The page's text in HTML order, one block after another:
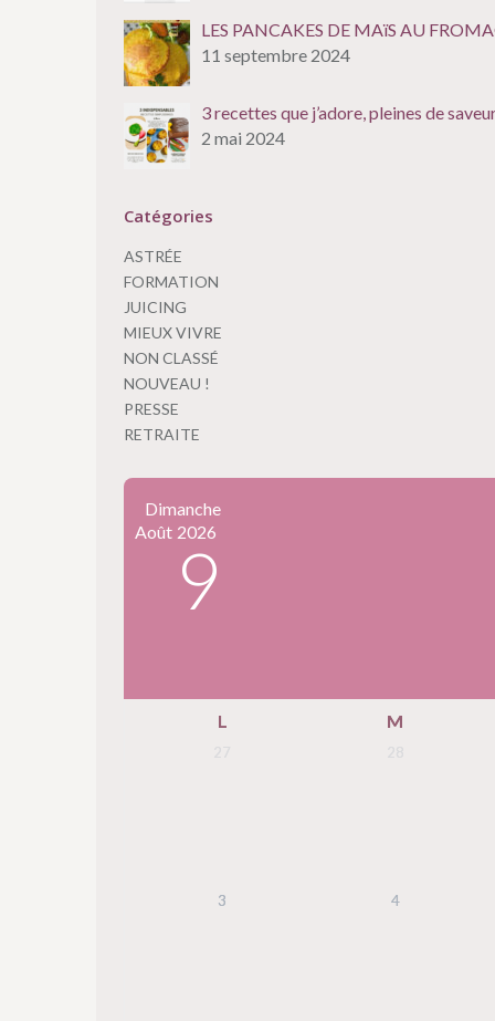
LES PANCAKES DE MAïS AU
11 septembre 2024
3 recettes que j’adore, pleines de
2 mai 2024
Catégories
ASTRÉE
FORMATION
JUICING
MIEUX VIVRE
NON CLASSÉ
NOUVEAU !
PRESSE
RETRAITE
Dimanche
Août 2026
9
L M
3 4